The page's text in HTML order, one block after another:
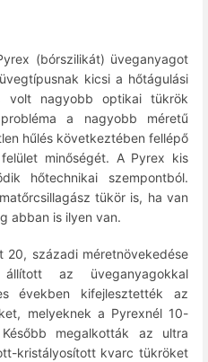
(bórszilikát) üveganyagot
kicsi a hőtágulási
volt nagyobb optikai tükrök
a nagyobb méretű
hűlés következtében fellépő
minőségét. A Pyrex kis
hőtechnikai szempontból.
tükör is, ha van
abban is ilyen van.
20, századi méretnövekedése
az üveganyagokkal
években kifejlesztették az
melyeknek a Pyrexnél 10-
megalkották az ultra
kristályosított kvarc tükröket